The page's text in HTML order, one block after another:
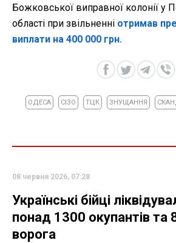
Божковської виправної колонії у
області при звільненні отримав
виплати на 400 000 грн.
ОДЕСА СІЗО ТЦК ЗНУЩАННЯ
08 червня 2026, 07:28
Українські бійці
понад 1300 окупантів та
ворога